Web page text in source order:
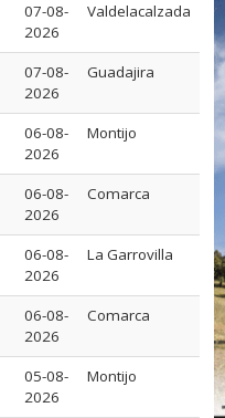
07-08-
2026
Valdelacalzada
07-08-
2026
Guadajira
06-08-
2026
Montijo
06-08-
2026
Comarca
06-08-
2026
La Garrovilla
06-08-
2026
Comarca
05-08-
2026
Montijo